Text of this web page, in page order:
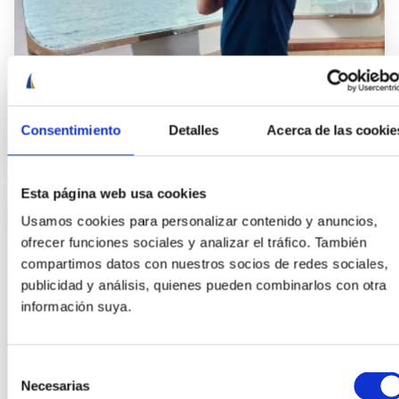
Consentimiento Detalles Acerca de las
Esta página web usa cookies
Usamos cookies para personalizar contenido y anuncios,
ofrecer funciones sociales y analizar el tráfico. También
compartimos datos con nuestros socios de redes sociales,
publicidad y análisis, quienes pueden combinarlos con otra
información suya.
Necesarias